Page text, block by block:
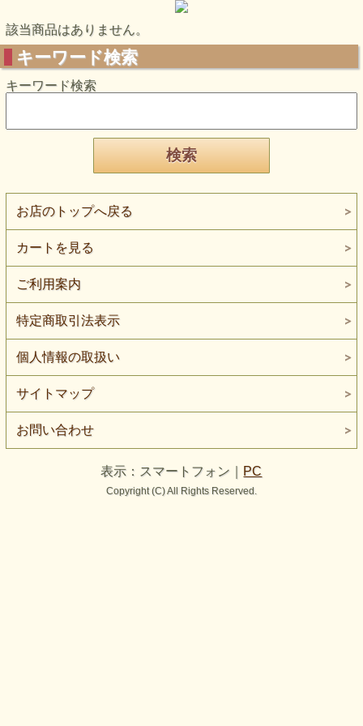
該当商品はありません。
キーワード検索
キーワード検索
お店のトップへ戻る
カートを見る
ご利用案内
特定商取引法表示
個人情報の取扱い
サイトマップ
お問い合わせ
表示：スマートフォン｜ PC
Copyright (C) All Rights Reserved.